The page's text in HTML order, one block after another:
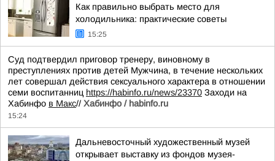
Как правильно выбрать место для
холодильника: практические советы
15:25
Суд подтвердил приговор тренеру, виновному в
преступлениях против детей Мужчина, в течение нескольких
лет совершал действия сексуального характера в отношении
семи воспитанниц https://habinfo.ru/news/23370 Заходи на
Хабинфо в Макс// Хабинфо / habinfo.ru
15:24
Дальневосточный художественный музей
открывает выставку из фондов музея-